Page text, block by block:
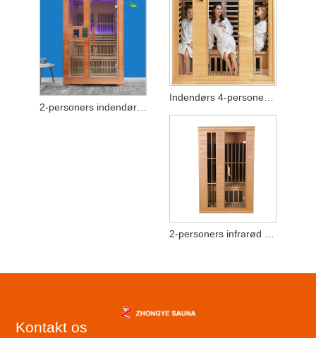
2-personers indendørs infrarød saunarum
Indendørs 4-personers hemlock infrarød saunarum
Kontakt os